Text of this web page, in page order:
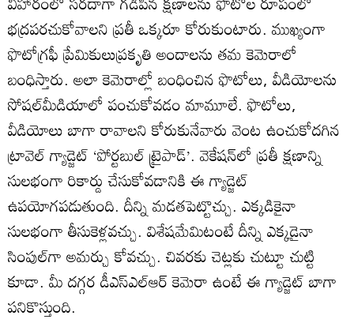
భద్రపరచుకోవాలని ప్రతీ ఒక్కరూ కోరుకుంటారు. ముఖ్యంగా
ఫొటోగ్రఫీ ప్రేమికులుప్రకృతి అందాలను తమ కెమెరాలో
బంధిస్తారు. అలా కెమెరాల్లో బంధించిన ఫొటోలు, వీడియోలను
సోషల్‌మీడియాలో పంచుకోవడం మామూలే. ఫొటోలు,
వీడియోలు బాగా రావాలని కోరుకునేవారు వెంట ఉంచుకోదగిన
ట్రావెల్‌ గ్యాడ్జెట్‌ ‘పోర్టబుల్‌ ట్రైపాడ్‌’. వెకేషన్‌లో ప్రతీ క్షణాన్ని
సులభంగా రికార్డు చేసుకోవడానికి ఈ గ్యాడ్జెట్‌
ఉపయోగపడుతుంది. దీన్ని మడతపెట్టొచ్చు. ఎక్కడికైనా
సులభంగా తీసుకెళ్లవచ్చు. విశేషమేమిటంటే దీన్ని ఎక్కడైనా
సింపుల్‌గా అమర్చు కోవచ్చు. చివరకు చెట్లకు చుట్టూ చుట్టి
కూడా. మీ దగ్గర డీఎస్‌ఎల్‌ఆర్‌ కెమెరా ఉంటే ఈ గ్యాడ్జెట్‌ బాగా
పనికొస్తుంది.